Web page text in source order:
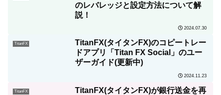
のレバレッジと設定方法について解
説！
2024.07.30
TitanFX
TitanFX(タイタンFX)のコピートレー
ドアプリ「Titan FX Social」のユー
ザーガイド(更新中)
2024.11.23
TitanFX
TitanFX(タイタンFX)が銀行送金を再